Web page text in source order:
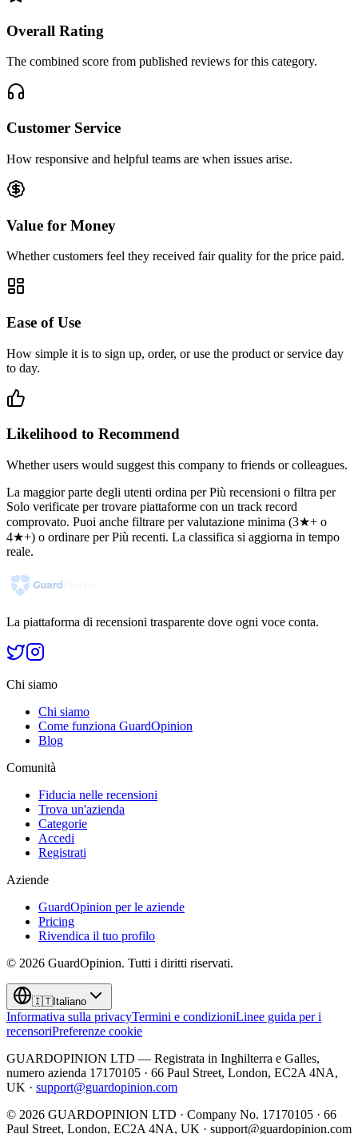
Overall Rating
The combined score from published reviews for this category.
Customer Service
How responsive and helpful teams are when issues arise.
Value for Money
Whether customers feel they received fair quality for the price paid.
Ease of Use
How simple it is to sign up, order, or use the product or service day
to day.
Likelihood to Recommend
Whether users would suggest this company to friends or colleagues.
La maggior parte degli utenti ordina per Più recensioni o filtra per
Solo verificate per trovare piattaforme con un track record
comprovato. Puoi anche filtrare per valutazione minima (3★+ o
4★+) o ordinare per Più recenti. La classifica si aggiorna in tempo
reale.
La piattaforma di recensioni trasparente dove ogni voce conta.
Chi siamo
Chi siamo
Come funziona GuardOpinion
Blog
Comunità
Fiducia nelle recensioni
Trova un'azienda
Categorie
Accedi
Registrati
Aziende
GuardOpinion per le aziende
Pricing
Rivendica il tuo profilo
© 2026 GuardOpinion. Tutti i diritti riservati.
🇮🇹Italiano
Informativa sulla privacyTermini e condizioniLinee guida per i
recensoriPreferenze cookie
GUARDOPINION LTD — Registrata in Inghilterra e Galles,
numero azienda 17170105 · 66 Paul Street, London, EC2A 4NA,
UK · support@guardopinion.com
© 2026 GUARDOPINION LTD · Company No. 17170105 · 66
Paul Street, London, EC2A 4NA, UK · support@guardopinion.com